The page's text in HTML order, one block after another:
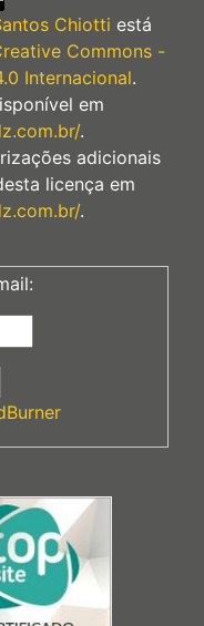
Chiotti está
Commons -
Internacional.
em
.
adicionais
licença em
.